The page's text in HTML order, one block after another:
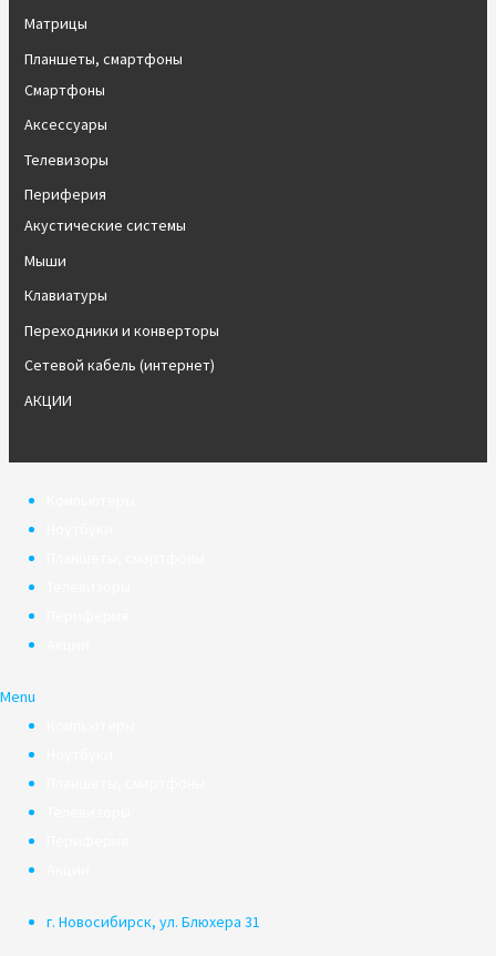
Матрицы
Планшеты, смартфоны
Смартфоны
Аксессуары
Телевизоры
Периферия
Акустические системы
Мыши
Клавиатуры
Переходники и конверторы
Сетевой кабель (интернет)
АКЦИИ
Menu
г. Новосибирск, ул. Блюхера 31